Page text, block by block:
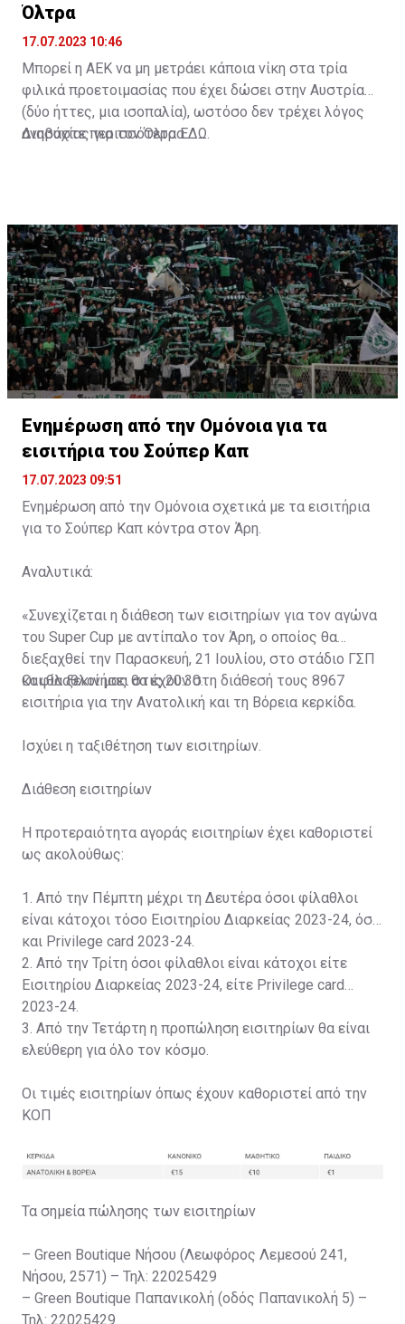
Όλτρα
17.07.2023 10:46
Μπορεί η ΑΕΚ να μη μετράει κάποια νίκη στα τρία
φιλικά προετοιμασίας που έχει δώσει στην Αυστρία
(δύο ήττες, μια ισοπαλία), ωστόσο δεν τρέχει λόγος
ανησυχίας για τον Όλτρα.
Διαβάστε περισσότεραΕΔΩ
Ενημέρωση από την Ομόνοια για τα
εισιτήρια του Σούπερ Καπ
17.07.2023 09:51
Ενημέρωση από την Ομόνοια σχετικά με τα εισιτήρια
για το Σούπερ Καπ κόντρα στον Άρη.
Αναλυτικά:
«Συνεχίζεται η διάθεση των εισιτηρίων για τον αγώνα
του Super Cup με αντίπαλο τον Άρη, ο οποίος θα
διεξαχθεί την Παρασκευή, 21 Ιουλίου, στο στάδιο ΓΣΠ
και θα ξεκινήσει στις 20:30.
Οι φίλαθλοί μας θα έχουν στη διάθεσή τους 8967
εισιτήρια για την Ανατολική και τη Βόρεια κερκίδα.
Ισχύει η ταξιθέτηση των εισιτηρίων.
Διάθεση εισιτηρίων
Η προτεραιότητα αγοράς εισιτηρίων έχει καθοριστεί
ως ακολούθως:
1. Από την Πέμπτη μέχρι τη Δευτέρα όσοι φίλαθλοι
είναι κάτοχοι τόσο Εισιτηρίου Διαρκείας 2023-24, όσο
και Privilege card 2023-24.
2. Από την Τρίτη όσοι φίλαθλοι είναι κάτοχοι είτε
Εισιτηρίου Διαρκείας 2023-24, είτε Privilege card
2023-24.
3. Από την Τετάρτη η προπώληση εισιτηρίων θα είναι
ελεύθερη για όλο τον κόσμο.
Οι τιμές εισιτηρίων όπως έχουν καθοριστεί από την
ΚΟΠ
Τα σημεία πώλησης των εισιτηρίων
– Green Boutique Νήσου (Λεωφόρος Λεμεσού 241,
Νήσου, 2571) – Τηλ: 22025429
– Green Boutique Παπανικολή (οδός Παπανικολή 5) –
Τηλ: 22025429